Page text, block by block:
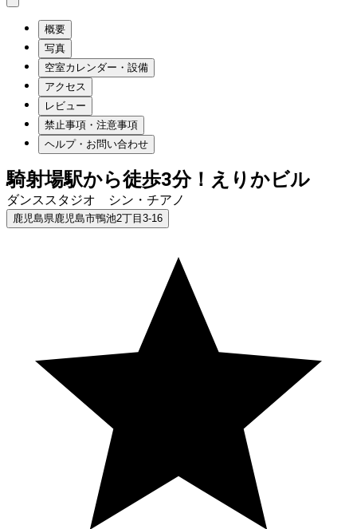
概要
写真
空室カレンダー・設備
アクセス
レビュー
禁止事項・注意事項
ヘルプ・お問い合わせ
騎射場駅から徒歩3分！えりかビル
ダンススタジオ シン・チアノ
鹿児島県鹿児島市鴨池2丁目3-16